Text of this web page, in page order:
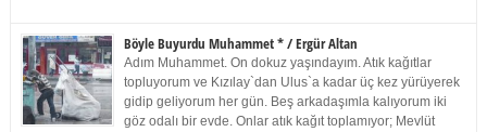
Böyle Buyurdu Muhammet * / Ergür Altan
Adım Muhammet. On dokuz yaşındayım. Atık kağıtlar
topluyorum ve Kızılay`dan Ulus`a kadar üç kez yürüyerek
gidip geliyorum her gün. Beş arkadaşımla kalıyorum iki
göz odalı bir evde. Onlar atık kağıt toplamıyor; Mevlüt